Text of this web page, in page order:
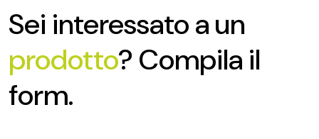
Sei interessato a un
prodotto? Compila il
form.